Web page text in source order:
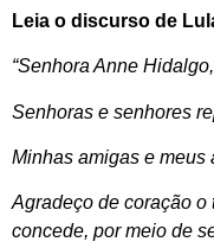
Leia o discurso de
“Senhora Anne Hidalgo,
Senhoras e senhores
Minhas amigas e meus
Agradeço de coração
concede, por meio de